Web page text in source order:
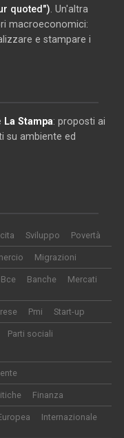
quoted") . Un'altra
macroeconomici:
e stampare i
La Stampa: proposti ai
su ambiente ed
Sviluppo Povertà
Migrazioni
Bce Banche Mercati
Pmi Start-up
Parti sociali
Finanza
Internazionale